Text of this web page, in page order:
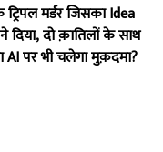
मर्डर जिसका Idea
दिया, दो क़ातिलों के साथ
AI पर भी चलेगा मुक़दमा?